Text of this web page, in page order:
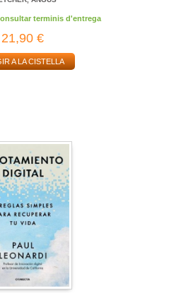
terminis d'entrega
21,90 €
A LA CISTELLA